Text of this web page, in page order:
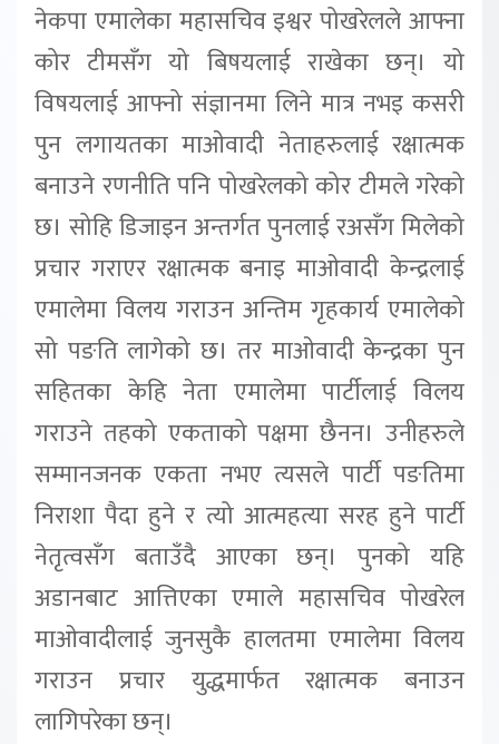
नेकपा एमालेका महासचिव इश्वर पोखरेलले आफ्ना
कोर टीमसँग यो बिषयलाई राखेका छन्। यो
विषयलाई आफ्नो संज्ञानमा लिने मात्र नभइ कसरी
पुन लगायतका माओवादी नेताहरुलाई रक्षात्मक
बनाउने रणनीति पनि पोखरेलको कोर टीमले गरेको
छ। सोहि डिजाइन अन्तर्गत पुनलाई रअसँग मिलेको
प्रचार गराएर रक्षात्मक बनाइ माओवादी केन्द्रलाई
एमालेमा विलय गराउन अन्तिम गृहकार्य एमालेको
सो पङति लागेको छ। तर माओवादी केन्द्रका पुन
सहितका केहि नेता एमालेमा पार्टीलाई विलय
गराउने तहको एकताको पक्षमा छैनन। उनीहरुले
सम्मानजनक एकता नभए त्यसले पार्टी पङतिमा
निराशा पैदा हुने र त्यो आत्महत्या सरह हुने पार्टी
नेतृत्वसँग बताउँदै आएका छन्। पुनको यहि
अडानबाट आत्तिएका एमाले महासचिव पोखरेल
माओवादीलाई जुनसुकै हालतमा एमालेमा विलय
गराउन प्रचार युद्धमार्फत रक्षात्मक बनाउन
लागिपरेका छन्।